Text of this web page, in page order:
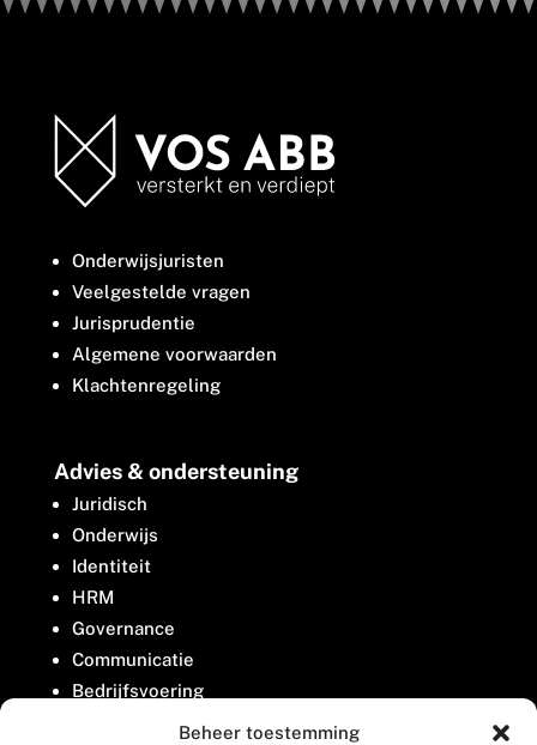
Beheer toestemming
Onderwijsjuristen
Veelgestelde vragen
Jurisprudentie
Algemene voorwaarden
Klachtenregeling
Advies & ondersteuning
Juridisch
Onderwijs
Identiteit
HRM
Governance
Communicatie
Bedrijfsvoering
Belangenbehartiging